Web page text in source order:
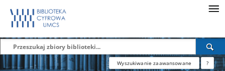
Wyszukiwanie zaawansowane ?